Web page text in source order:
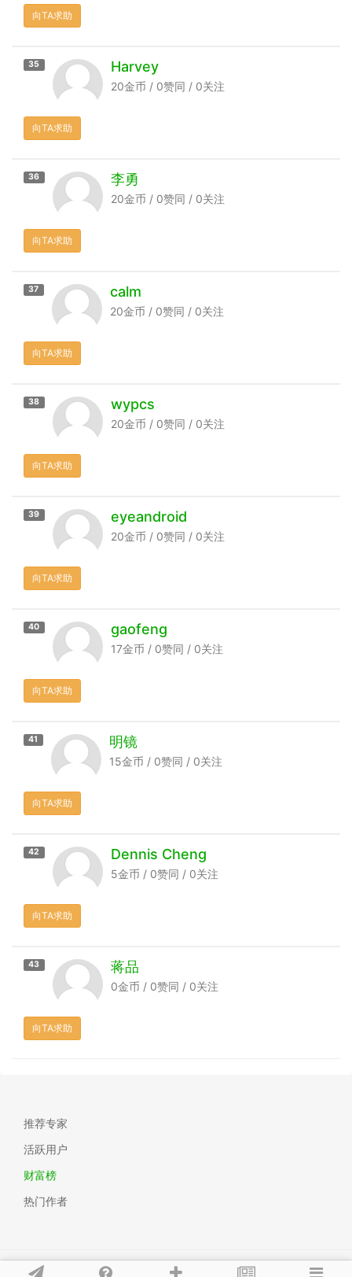
向TA求助
35 Harvey
20金币 / 0赞同 / 0关注
向TA求助
36 李勇
20金币 / 0赞同 / 0关注
向TA求助
37 calm
20金币 / 0赞同 / 0关注
向TA求助
38 wypcs
20金币 / 0赞同 / 0关注
向TA求助
39 eyeandroid
20金币 / 0赞同 / 0关注
向TA求助
40 gaofeng
17金币 / 0赞同 / 0关注
向TA求助
41 明镜
15金币 / 0赞同 / 0关注
向TA求助
42 Dennis Cheng
5金币 / 0赞同 / 0关注
向TA求助
43 蒋品
0金币 / 0赞同 / 0关注
向TA求助
推荐专家
活跃用户
财富榜
热门作者
极客笔记问答 联系我们 蜀ICP备20003487号-1 sitemap